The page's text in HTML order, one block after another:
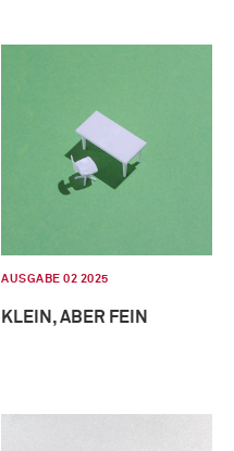
AUSGABE 02 2025
KLEIN, ABER FEIN